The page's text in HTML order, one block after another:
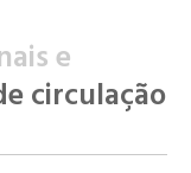
e
circulação